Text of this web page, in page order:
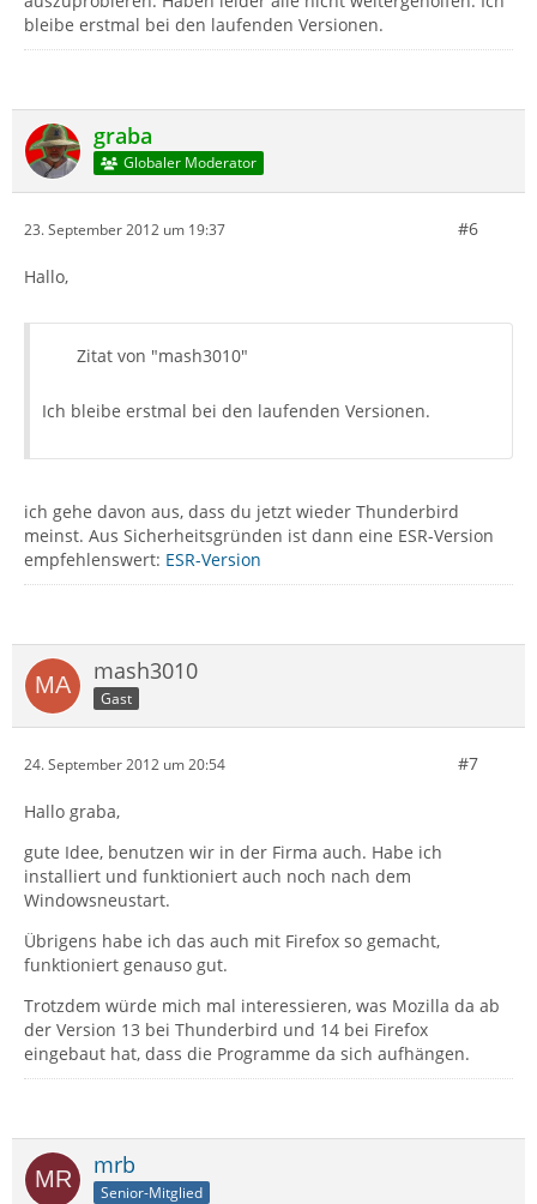
bleibe erstmal bei den laufenden Versionen.
graba
Globaler Moderator
23. September 2012 um 19:37 #6
Hallo,
Zitat von "mash3010"
Ich bleibe erstmal bei den laufenden Versionen.
ich gehe davon aus, dass du jetzt wieder Thunderbird
meinst. Aus Sicherheitsgründen ist dann eine ESR-Version
empfehlenswert: ESR-Version
mash3010
Gast
24. September 2012 um 20:54 #7
Hallo graba,
gute Idee, benutzen wir in der Firma auch. Habe ich
installiert und funktioniert auch noch nach dem
Windowsneustart.
Übrigens habe ich das auch mit Firefox so gemacht,
funktioniert genauso gut.
Trotzdem würde mich mal interessieren, was Mozilla da ab
der Version 13 bei Thunderbird und 14 bei Firefox
eingebaut hat, dass die Programme da sich aufhängen.
mrb
Senior-Mitglied